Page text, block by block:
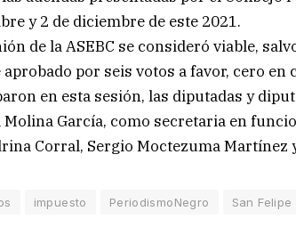
y 2 de diciembre de este 2021.
de la ASEBC se consideró viable,
aprobado por seis votos a favor, cero en
en esta sesión, las diputadas y
García, como secretaria en
Corral, Sergio Moctezuma Martínez
impuesto PeriodismoNegro San Felipe